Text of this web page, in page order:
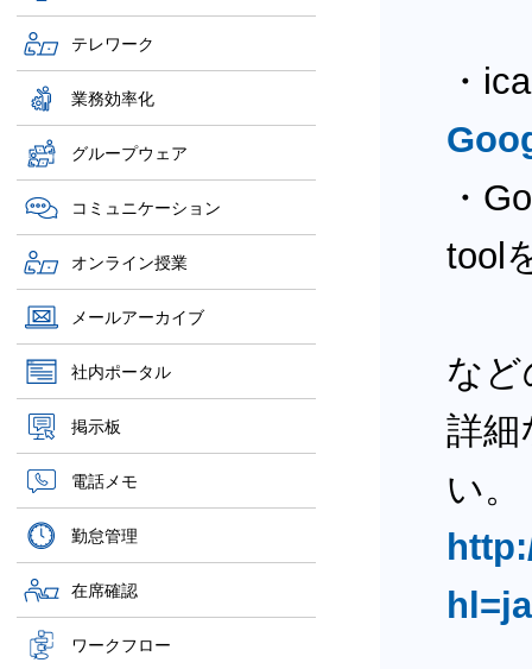
テレワーク
業務効率化
グループウェア
コミュニケーション
オンライン授業
メールアーカイブ
社内ポータル
掲示板
電話メモ
勤怠管理
在席確認
ワークフロー
・
・
tool
など
詳細
い。